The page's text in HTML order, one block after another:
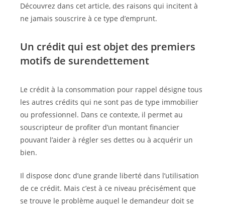
Découvrez dans cet article, des raisons qui incitent à
ne jamais souscrire à ce type d’emprunt.
Un crédit qui est objet des premiers
motifs de surendettement
Le crédit à la consommation pour rappel désigne tous
les autres crédits qui ne sont pas de type immobilier
ou professionnel. Dans ce contexte, il permet au
souscripteur de profiter d’un montant financier
pouvant l’aider à régler ses dettes ou à acquérir un
bien.
Il dispose donc d’une grande liberté dans l’utilisation
de ce crédit. Mais c’est à ce niveau précisément que
se trouve le problème auquel le demandeur doit se